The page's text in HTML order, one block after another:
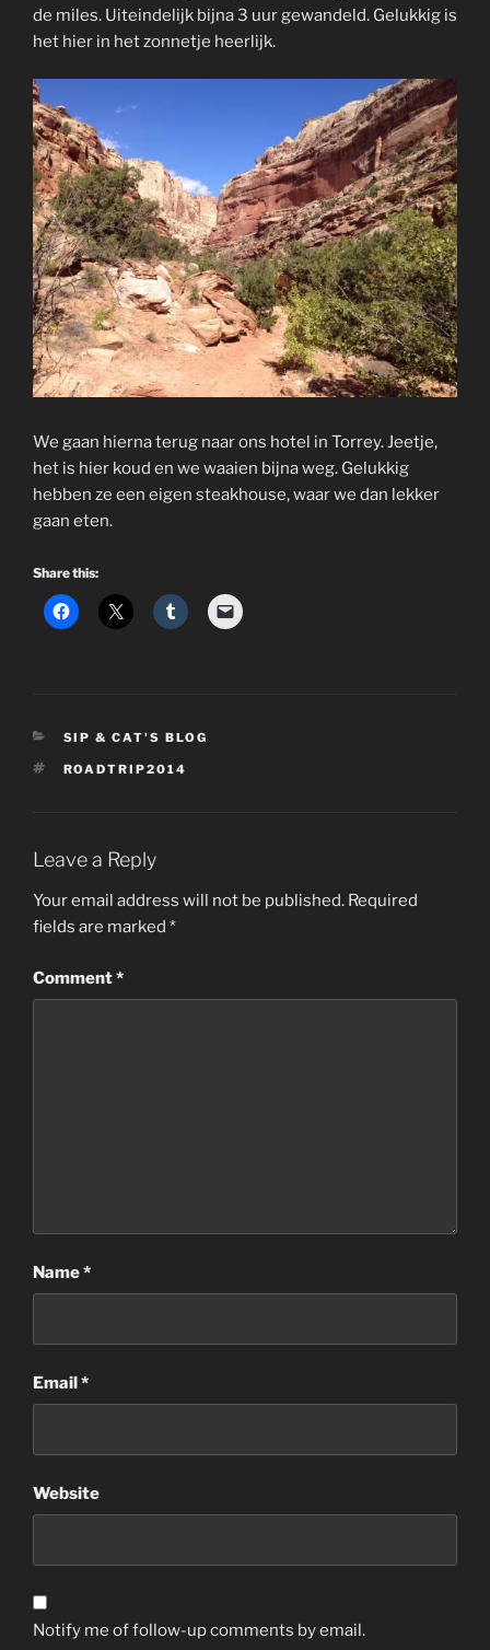
de miles. Uiteindelijk bijna 3 uur gewandeld. Gelukkig is
het hier in het zonnetje heerlijk.
We gaan hierna terug naar ons hotel in Torrey. Jeetje,
het is hier koud en we waaien bijna weg. Gelukkig
hebben ze een eigen steakhouse, waar we dan lekker
gaan eten.
Share this:
CATEGORIES
SIP & CAT'S BLOG
TAGS
ROADTRIP2014
Leave a Reply
Your email address will not be published. Required
fields are marked *
Comment*
Name*
Email*
Website
Notify me of follow-up comments by email.